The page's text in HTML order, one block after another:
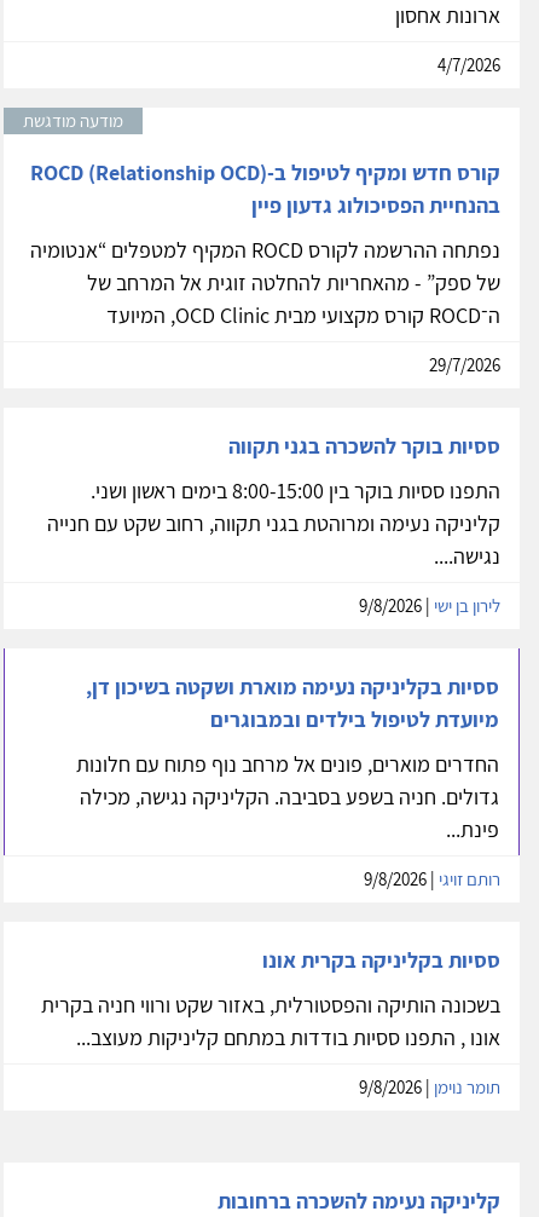
ארונות אחסון
4/7/2026
מודעה מודגשת
קורס חדש ומקיף לטיפול ב-ROCD (Relationship OCD)
בהנחיית הפסיכולוג גדעון פיין
נפתחה ההרשמה לקורס ROCD המקיף למטפלים “אנטומיה
של ספק” - מהאחריות להחלטה זוגית אל המרחב של
ה־ROCD קורס מקצועי מבית OCD Clinic, המיועד
29/7/2026
ססיות בוקר להשכרה בגני תקווה
התפנו ססיות בוקר בין 8:00-15:00 בימים ראשון ושני.
קליניקה נעימה ומרוהטת בגני תקווה, רחוב שקט עם חנייה
נגישה....
לירון בן ישי
ססיות בקליניקה נעימה מוארת ושקטה בשיכון דן,
מיועדת לטיפול בילדים ובמבוגרים
החדרים מוארים, פונים אל מרחב נוף פתוח עם חלונות
גדולים. חניה בשפע בסביבה. הקליניקה נגישה, מכילה
פינת...
רותם זויגי
ססיות בקליניקה בקרית אונו
בשכונה הותיקה והפסטורלית, באזור שקט ורווי חניה בקרית
אונו , התפנו ססיות בודדות במתחם קליניקות מעוצב...
תומר נוימן
קליניקה נעימה להשכרה ברחובות